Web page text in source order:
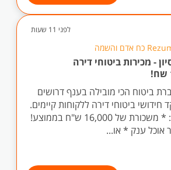
לפני 11 שעות
- מכירות ביטוחי דירה
ביטוח הכי מובילה בענף דרושים
חידושי ביטוחי דירה ללקוחות קיימים.
אנו מציעים לכם/ן: * משכורת של 16,000 ש"ח בממוצע!
ענק * או...